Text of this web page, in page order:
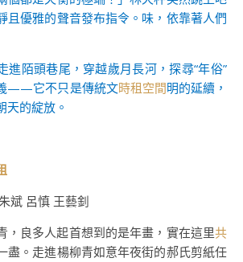
且優雅的聲音發布指令。味，依靠著人們
進陌頭巷尾，穿越歲月長河，探尋“年俗”
——它不只是傳統文時租空間明的延續，
天的綻放。
斌 呂慎 王藝釗
，良多人起首想到的是年畫，實在這里共
盡。走進楊柳青如意年夜街的郝氏剪紙任